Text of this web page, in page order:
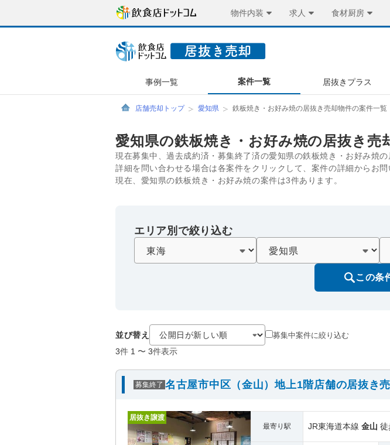
物件内装 求人 食材厨房
事例一覧 案件一覧 居抜きプラス
店舗売却トップ 愛知県 鉄板焼き・お好み焼の居抜き売却物件の案件一覧
愛知県の鉄板焼き・お好み焼の居抜き売
現在募集中、過去成約済・募集終了済の愛知県の鉄板焼き・お好み焼の
詳細を問い合わせる場合は各案件をクリックして、案件の詳細からお問
現在、愛知県の鉄板焼き・お好み焼の案件は3件あります。
エリア別で絞り込む
この条
並び替え 募集中案件に絞り込む
3件 1 〜 3件表示
募集終了 名古屋市中区（金山）地上1階店舗の居抜き
居抜き譲渡
最寄り駅 JR東海道本線 金山 徒